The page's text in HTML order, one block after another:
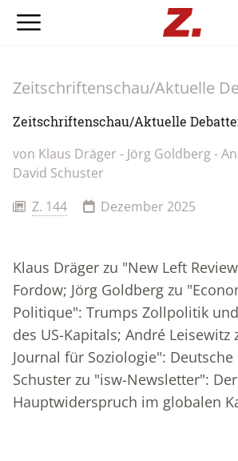
Zeitschriftenschau/Aktuelle
Zeitschriftenschau/Aktuelle
von Klaus Dräger - Jörg Goldberg -
David Schuster
Z. 144
Dezember 2025
Klaus Dräger zu "New Left
Fordow; Jörg Goldberg zu
Politique": Trumps Zollpolitik
des US-Kapitals; André Leisewitz
Journal für Soziologie": Deutsche
Schuster zu "isw-Newsletter": Der
Hauptwiderspruch im globalen